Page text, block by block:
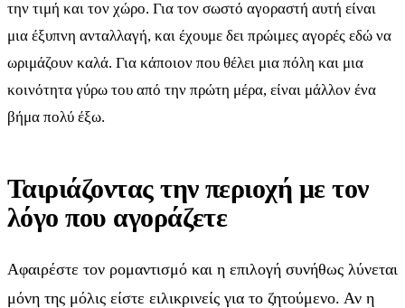
την τιμή και τον χώρο. Για τον σωστό αγοραστή αυτή είναι
μια έξυπνη ανταλλαγή, και έχουμε δει πρώιμες αγορές εδώ να
ωριμάζουν καλά. Για κάποιον που θέλει μια πόλη και μια
κοινότητα γύρω του από την πρώτη μέρα, είναι μάλλον ένα
βήμα πολύ έξω.
Ταιριάζοντας την περιοχή με τον
λόγο που αγοράζετε
Αφαιρέστε τον ρομαντισμό και η επιλογή συνήθως λύνεται
μόνη της μόλις είστε ειλικρινείς για το ζητούμενο. Αν η